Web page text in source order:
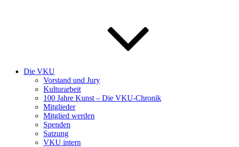
Die VKU
Vorstand und Jury
Kulturarbeit
100 Jahre Kunst – Die VKU-Chronik
Mitglieder
Mitglied werden
Spenden
Satzung
VKU intern